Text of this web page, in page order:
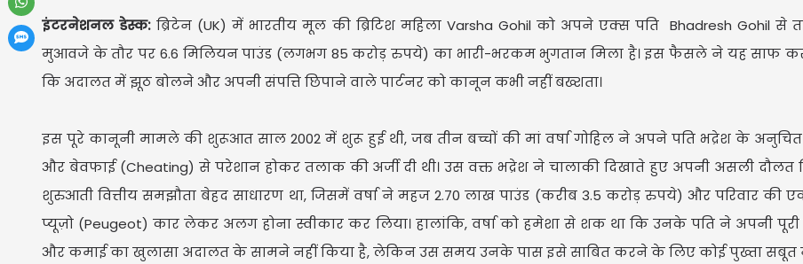
इंटरनेशनल डेस्क:ब्रिटेन (UK) में भारतीय मूल की ब्रिटिश महिला Varsha Gohil को अपने एक्स पति Bhadresh Gohil
मुआवजे के तौर पर 6.6 मिलियन पाउंड (लगभग 85 करोड़ रुपये) का भारी-भरकम भुगतान मिला है। इस फैसले ने यह साफ कर
कि अदालत में झूठ बोलने और अपनी संपत्ति छिपाने वाले पार्टनर को कानून कभी नहीं बख्शता।
इस पूरे कानूनी मामले की शुरूआत साल 2002 में शुरू हुई थी, जब तीन बच्चों की मां वर्षा गोहिल ने अपने पति भद्रेश के अनुचित
और बेवफाई (Cheating) से परेशान होकर तलाक की अर्जी दी थी। उस वक्त भद्रेश ने चालाकी दिखाते हुए अपनी असली दौलत
शुरुआती वित्तीय समझौता बेहद साधारण था, जिसमें वर्षा ने महज 2.70 लाख पाउंड (करीब 3.5 करोड़ रुपये) और परिवार की
प्यूज़ो (Peugeot) कार लेकर अलग होना स्वीकार कर लिया। हालांकि, वर्षा को हमेशा से शक था कि उनके पति ने अपनी पूरी
और कमाई का खुलासा अदालत के सामने नहीं किया है, लेकिन उस समय उनके पास इसे साबित करने के लिए कोई पुख्ता सबूत